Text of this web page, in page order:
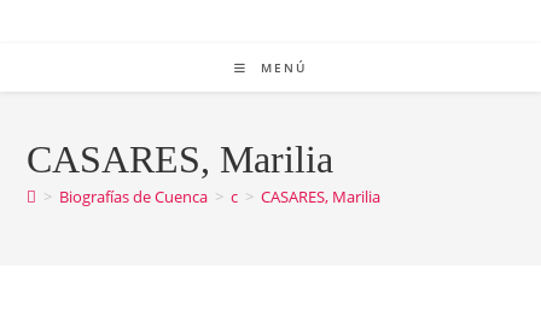
MENÚ
CASARES, Marilia
> Biografías de Cuenca > c > CASARES, Marilia